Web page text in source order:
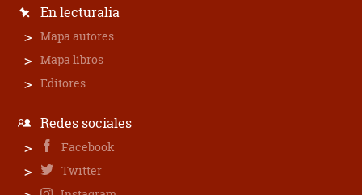
En lecturalia
Mapa autores
Mapa libros
Editores
Redes sociales
Facebook
Twitter